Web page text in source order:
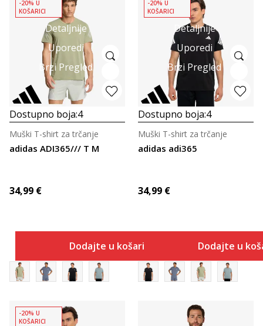
Detaljnije
Uporedi
Brzi Pregled
-20% U
KOŠARICI
Dostupno boja:4
adidas ADI365/// T M
Muški T-shirt za trčanje
34,99 €
Dodajte u košaricu
Detaljnije
Uporedi
Brzi Pregled
-20% U
KOŠARICI
Dostupno boja:4
adidas adi365
Muški T-shirt za trčanje
34,99 €
Dodajte u
-20% U
KOŠARICI